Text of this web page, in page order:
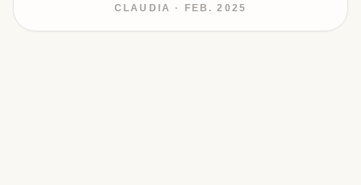
CLAUDIA · FEB. 2025